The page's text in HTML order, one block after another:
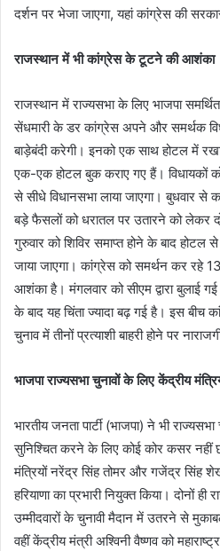
दर्शन पर भेजा जाएगा, यहां कांग्रेस की
राजस्थान में भी कांग्रेस के टूटने की आशंका
राजस्थान में राज्यसभा के लिए भाजपा
सेंधमारी के डर कांग्रेस अपने और समर्थक
बाड़ेबंदी करेगी। इनको एक साथ होटल में
एक-एक होटल बुक कराए गए हैं। विधायकों
से सीधे विधानसभा लाया जाएगा। बुधवार से
बड़े फैसलों को धरातल पर उतारने को लेकर
गुरुवार को शिविर समाप्त होने के बाद होटल
जाया जाएगा। कांग्रेस को समर्थन कर रहे 13
आशंका है। मंगलवार को सीएम द्वारा बुलाई
के बाद यह चिंता ज्यादा बढ़ गई है। इस बीच
चुनाव में तीनों प्रत्याशी बाहरी होने पर
भाजपा राज्यसभा चुनावों के लिए केंद्रीय
भारतीय जनता पार्टी (भाजपा) ने भी
सुनिश्चित करने के लिए कोई कोर कसर नहीं
मंत्रियों नरेंद्र सिंह तोमर और गजेंद्र सिंह
हरियाणा का प्रभारी नियुक्त किया। दोनों ही
उम्मीदवारों के चुनावी मैदान में उतरने से
वहीं केंद्रीय मंत्री अश्विनी वैष्णव को